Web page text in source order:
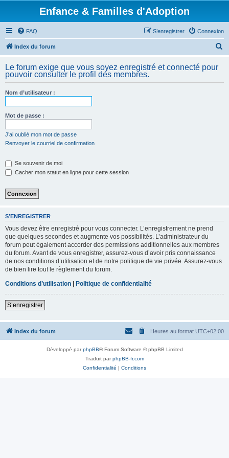
Enfance & Familles d'Adoption
FAQ Connexion
S’enregistrer
Index du forum
h
Le forum exige que vous soyez enregistré et connecté pour
pouvoir consulter le profil des membres.
Nom d’utilisateur :
Mot de passe :
J’ai oublié mon mot de passe
Renvoyer le courriel de confirmation
Se souvenir de moi
Cacher mon statut en ligne pour cette session
S’ENREGISTRER
Vous devez être enregistré pour vous connecter. L’enregistrement ne prend
que quelques secondes et augmente vos possibilités. L’administrateur du
forum peut également accorder des permissions additionnelles aux membres
du forum. Avant de vous enregistrer, assurez-vous d’avoir pris connaissance
de nos conditions d’utilisation et de notre politique de vie privée. Assurez-vous
de bien lire tout le règlement du forum.
Conditions d’utilisation | Politique de confidentialité
S’enregistrer
Index du forum Heures au format UTC+02:00
Développé parphpBB® Forum Software © phpBB Limited
Traduit parphpBB-fr.com
Confidentialité | Conditions